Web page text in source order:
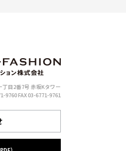
丁目2番7号 赤坂Kタワー
9760 FAX 03-6771-9761